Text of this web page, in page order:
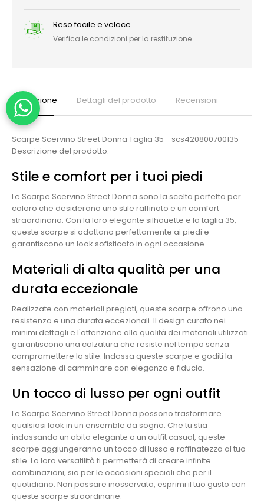
Reso facile e veloce
Verifica le condizioni per la restituzione
Descrizione Dettagli del prodotto Recensioni
Scarpe Scervino Street Donna Taglia 35 - scs420800700135
Descrizione del prodotto:
Stile e comfort per i tuoi piedi
Le Scarpe Scervino Street Donna sono la scelta perfetta per
coloro che desiderano uno stile raffinato e un comfort
straordinario. Con la loro elegante silhouette e la taglia 35,
queste scarpe si adattano perfettamente ai piedi e
garantiscono un look sofisticato in ogni occasione.
Materiali di alta qualità per una
durata eccezionale
Realizzate con materiali pregiati, queste scarpe offrono una
resistenza e una durata eccezionali. Il design curato nei
minimi dettagli e l'attenzione alla qualità dei materiali utilizzati
garantiscono una calzatura che resiste nel tempo senza
compromettere lo stile. Indossa queste scarpe e goditi la
sensazione di camminare con eleganza e fiducia.
Un tocco di lusso per ogni outfit
Le Scarpe Scervino Street Donna possono trasformare
qualsiasi look in un ensemble da sogno. Che tu stia
indossando un abito elegante o un outfit casual, queste
scarpe aggiungeranno un tocco di lusso e raffinatezza al tuo
stile. La loro versatilità ti permetterà di creare infinite
combinazioni, sia per le occasioni speciali che per il
quotidiano. Non passare inosservata, esprimi il tuo gusto con
queste scarpe straordinarie.